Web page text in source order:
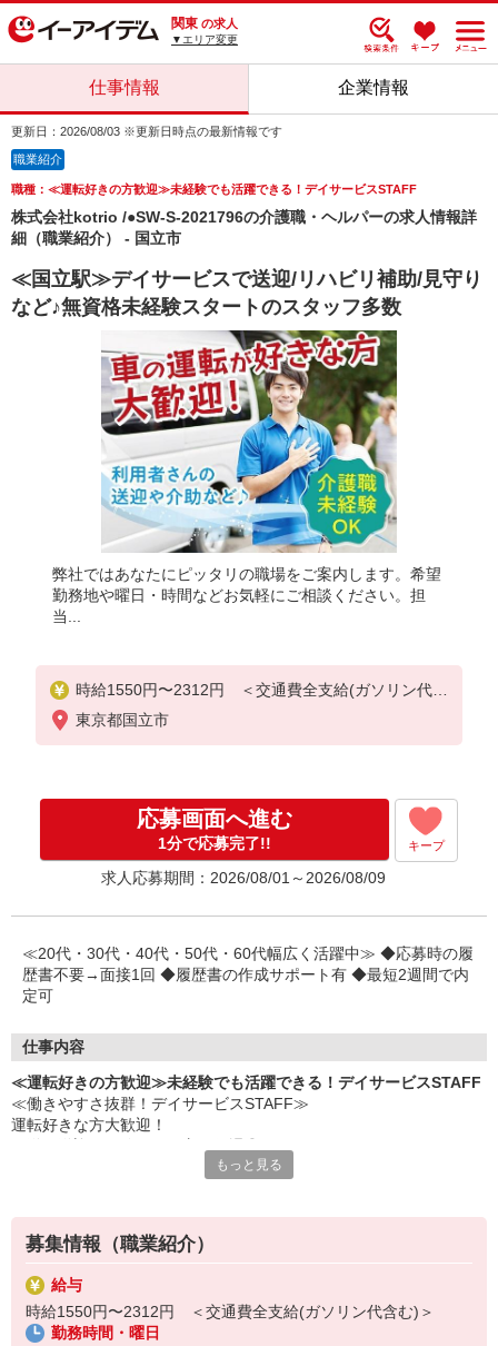
関東 の求人
▼エリア変更
仕事情報 企業情報
更新日：2026/08/03 ※更新日時点の最新情報です
職業紹介
職種：≪運転好きの方歓迎≫未経験でも活躍できる！デイサービスSTAFF
株式会社kotrio /●SW-S-2021796の介護職・ヘルパーの求人情報詳
細（職業紹介） - 国立市
≪国立駅≫デイサービスで送迎/リハビリ補助/見守り
など♪無資格未経験スタートのスタッフ多数
弊社ではあなたにピッタリの職場をご案内します。希望
勤務地や曜日・時間などお気軽にご相談ください。担
当...
時給1550円〜2312円 ＜交通費全支給(ガソリン代含
む)＞
東京都国立市
応募画面へ進む
1分で応募完了!! キープ
求人応募期間：2026/08/01～2026/08/09
≪20代・30代・40代・50代・60代幅広く活躍中≫ ◆応募時の履
歴書不要→面接1回 ◆履歴書の作成サポート有 ◆最短2週間で内
定可
仕事内容
≪運転好きの方歓迎≫未経験でも活躍できる！デイサービスSTAFF
≪働きやすさ抜群！デイサービスSTAFF≫
運転好きな方大歓迎！
・リハビリ補助
・生活介助
・利用者さんの送迎業務（出来る方のみ） など
未経験でも研修制度やいつでも相談できる環境が整っているので、
介護経験がない方でも安心して働けます♪
もっと見る
募集情報（職業紹介）
給与
時給1550円〜2312円 ＜交通費全支給(ガソリン代含む)＞
勤務時間・曜日